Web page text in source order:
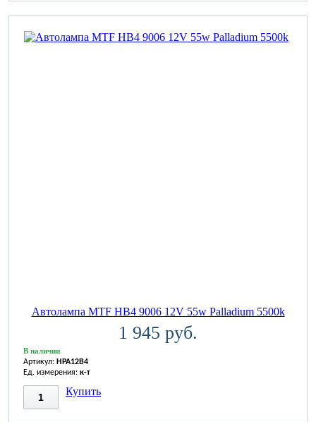
Автолампа MTF HB4 9006 12V 55w Palladium 5500k
1 945 руб.
В наличии
Артикул: HPA12B4
Ед. измерения: к-т
Купить